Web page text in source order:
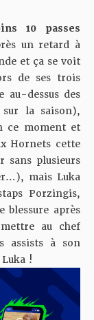
10 passes
un retard à
et ça se voit
de ses trois
au-dessus des
sur la saison),
ce moment et
Hornets cette
sans plusieurs
mais Luka
Porzingis,
blessure après
au chef
assists à son
!